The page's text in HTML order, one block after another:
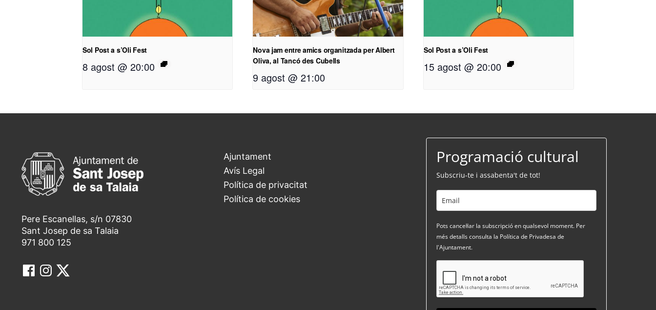
Sol Post a s’Oli Fest
8 agost @ 20:00
Nova jam entre amics organitzada per Albert
Oliva, al Tancó des Cubells
9 agost @ 21:00
Sol Post a s’Oli Fest
15 agost @ 20:00
Pere Escanellas, s/n 07830
Sant Josep de sa Talaia
971 800 125
Ajuntament
Avís Legal
Política de privacitat
Política de cookies
Programació cultural
Subscriu-te i assabenta't de tot!
Pots cancel·lar la subscripció en qualsevol moment. Per
més detalls consulta la Política de Privadesa de
l'Ajuntament.